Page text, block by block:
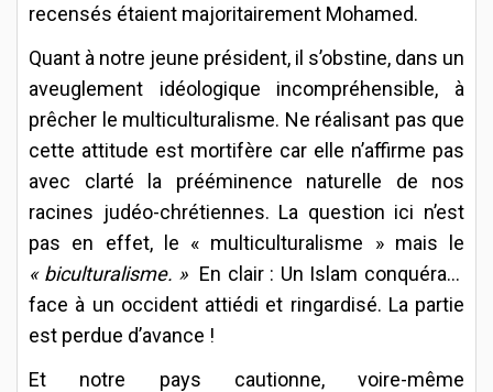
recensés étaient majoritairement Mohamed.
Quant à notre jeune président, il s’obstine, dans un
aveuglement idéologique incompréhensible, à
prêcher le multiculturalisme. Ne réalisant pas que
cette attitude est mortifère car elle n’affirme pas
avec clarté la prééminence naturelle de nos
racines judéo-chrétiennes. La question ici n’est
pas en effet, le « multiculturalisme » mais le
« biculturalisme. »En clair : Un Islam conquérant
face à un occident attiédi et ringardisé. La partie
est perdue d’avance !
Et notre pays cautionne, voire-même